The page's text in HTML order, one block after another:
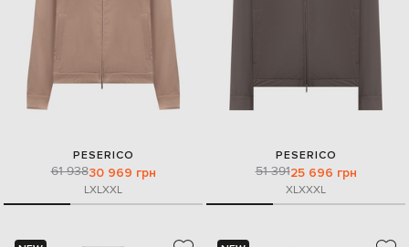
PESERICO
61 93830 969 грн
LXLXXL
PESERICO
51 39125 696 грн
XLXXXL